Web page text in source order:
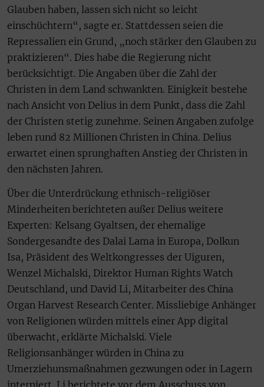
Glauben haben, lassen sich nicht so leicht
einschüchtern“, sagte er. Stattdessen seien die
Repressalien ein Grund, „noch stärker den Glauben zu
praktizieren“. Dies habe die Regierung nicht
berücksichtigt. Die Angaben über die Zahl der
Christen in dem Land schwankten. Einigkeit bestehe
nach Ansicht von Delius in dem Punkt, dass die Zahl
der Christen stetig zunehme. Seinen Angaben zufolge
leben rund 82 Millionen Christen in China. Delius
erwartet einen sprunghaften Anstieg der Christen in
den nächsten Jahren.
Über die Unterdrückung ethnisch-religiöser
Minderheiten berichteten außer Delius weitere
Experten: Kelsang Gyaltsen, der ehemalige
Sondergesandte des Dalai Lama in Europa, Dolkun
Isa, Präsident des Weltkongresses der Uiguren,
Wenzel Michalski, Direktor Human Rights Watch
Deutschland, und David Li, Mitarbeiter des China
Organ Harvest Research Center. Missliebige Anhänger
von Religionen würden mittels einer App digital
überwacht, erklärte Michalski. Viele
Religionsanhänger würden in China zu
Umerziehunsmaßnahmen gezwungen oder in Lagern
interniert. Li berichtete vor dem Ausschuss von